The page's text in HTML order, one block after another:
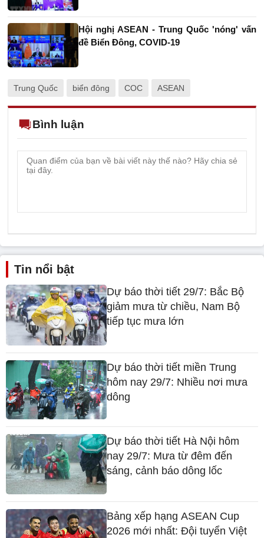
Hội nghị ASEAN - Trung Quốc 'nóng' vấn
đề Biển Đông, COVID-19
Trung Quốc biển đông COC ASEAN
Bình luận
Tin nổi bật
Dự báo thời tiết 29/7: Bắc Bộ
giảm mưa từ chiều, Nam Bộ
tiếp tục mưa lớn
Dự báo thời tiết miền Trung
hôm nay 29/7: Nhiều nơi mưa
dông
Dự báo thời tiết Hà Nội hôm
nay 29/7: Mưa từ đêm đến
sáng, cảnh báo dông lốc
Bảng xếp hạng ASEAN Cup
2026 mới nhất: Đội tuyển Việt